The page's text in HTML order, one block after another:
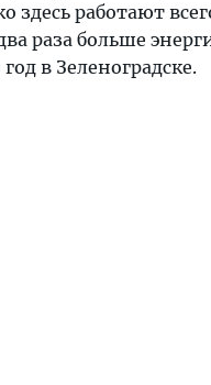
здесь работают
раза больше
в Зеленоградске.